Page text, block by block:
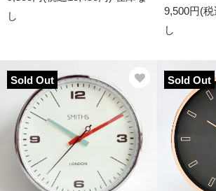
し
9,500円(
し
Sold Out Sold Out